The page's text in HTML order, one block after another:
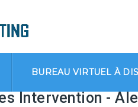
BUREAU VIRTUEL À
Intervention -